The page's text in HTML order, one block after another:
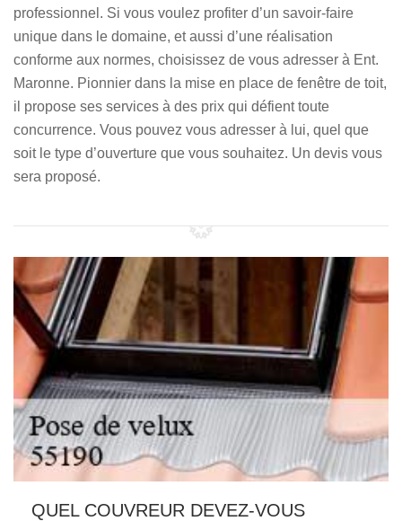
professionnel. Si vous voulez profiter d’un savoir-faire
unique dans le domaine, et aussi d’une réalisation
conforme aux normes, choisissez de vous adresser à Ent.
Maronne. Pionnier dans la mise en place de fenêtre de toit,
il propose ses services à des prix qui défient toute
concurrence. Vous pouvez vous adresser à lui, quel que
soit le type d’ouverture que vous souhaitez. Un devis vous
sera proposé.
QUEL COUVREUR DEVEZ-VOUS